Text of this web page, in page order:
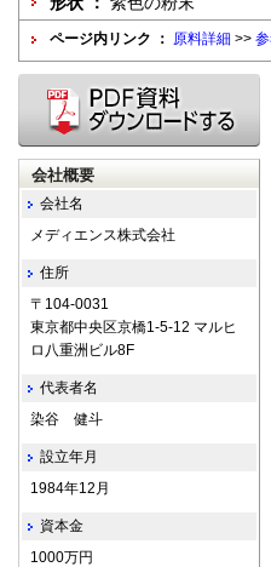
ページ内リンク ： 原料詳細 >>
会社概要
会社名
メディエンス株式会社
住所
〒104-0031
東京都中央区京橋1-5-12 マルヒ
ロ八重洲ビル8F
代表者名
染谷 健斗
設立年月
1984年12月
資本金
1000万円